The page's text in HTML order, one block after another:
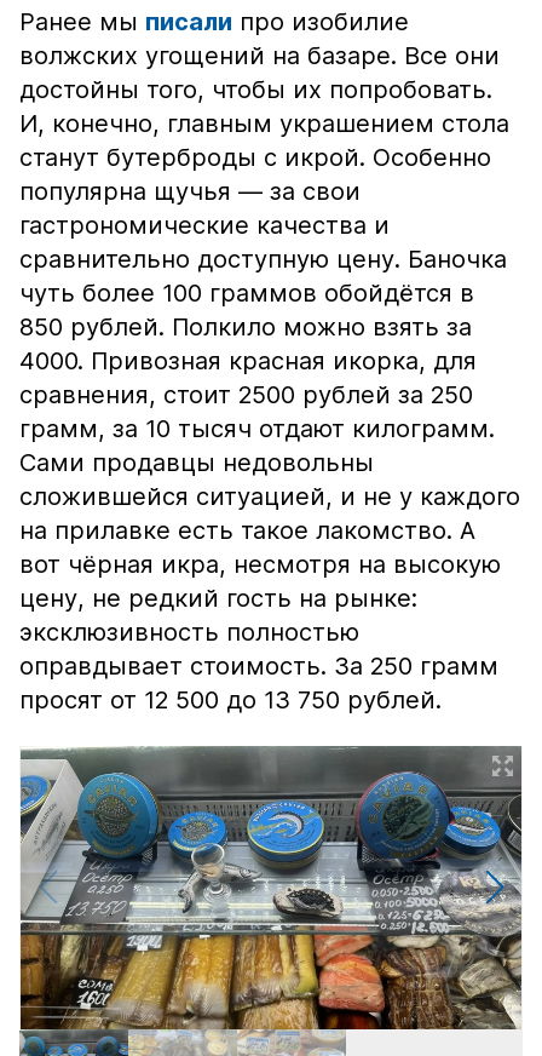
Ранее мы писали про изобилие
волжских угощений на базаре. Все они
достойны того, чтобы их попробовать.
И, конечно, главным украшением стола
станут бутерброды с икрой. Особенно
популярна щучья — за свои
гастрономические качества и
сравнительно доступную цену. Баночка
чуть более 100 граммов обойдётся в
850 рублей. Полкило можно взять за
4000. Привозная красная икорка, для
сравнения, стоит 2500 рублей за 250
грамм, за 10 тысяч отдают килограмм.
Сами продавцы недовольны
сложившейся ситуацией, и не у каждого
на прилавке есть такое лакомство. А
вот чёрная икра, несмотря на высокую
цену, не редкий гость на рынке:
эксклюзивность полностью
оправдывает стоимость. За 250 грамм
просят от 12 500 до 13 750 рублей.